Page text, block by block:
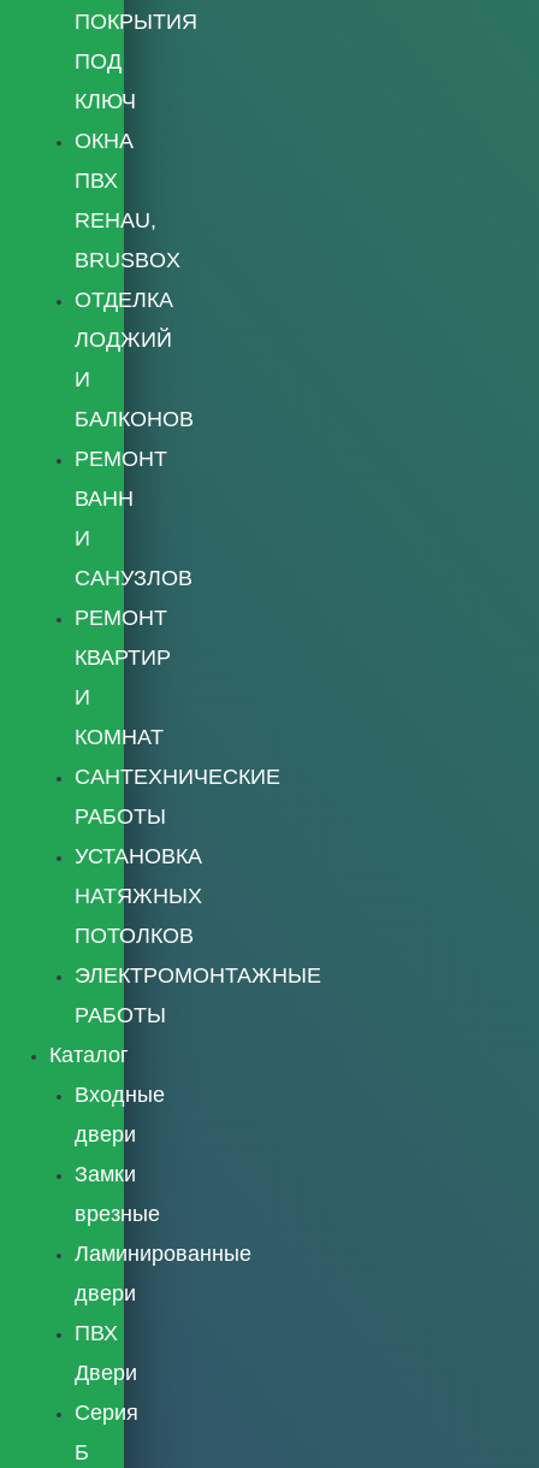
ПОКРЫТИЯ
ПОД
КЛЮЧ
ОКНА
ПВХ
REHAU,
BRUSBOX
ОТДЕЛКА
ЛОДЖИЙ
И
БАЛКОНОВ
РЕМОНТ
ВАНН
И
САНУЗЛОВ
РЕМОНТ
КВАРТИР
И
КОМНАТ
САНТЕХНИЧЕСКИЕ
РАБОТЫ
УСТАНОВКА
НАТЯЖНЫХ
ПОТОЛКОВ
ЭЛЕКТРОМОНТАЖНЫЕ
РАБОТЫ
Каталог
Входные
двери
Замки
врезные
Ламинированные
двери
ПВХ
Двери
Серия
Б